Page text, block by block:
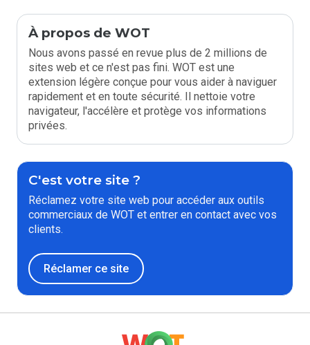
À propos de WOT
Nous avons passé en revue plus de 2 millions de
sites web et ce n'est pas fini. WOT est une
extension légère conçue pour vous aider à naviguer
rapidement et en toute sécurité. Il nettoie votre
navigateur, l'accélère et protège vos informations
privées.
C'est votre site ?
Réclamez votre site web pour accéder aux outils
commerciaux de WOT et entrer en contact avec vos
clients.
Réclamer ce site